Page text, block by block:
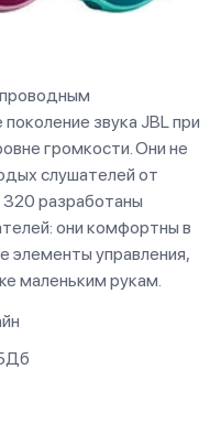
звука JBL при
громкости. Они не
слушателей от
320 разработаны
они комфортны в
элементы управления,
маленьким рукам.